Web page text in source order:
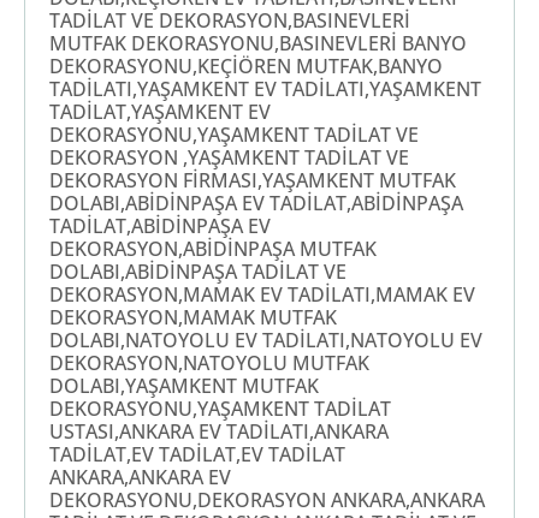
TADİLAT VE DEKORASYON,BASINEVLERİ
MUTFAK DEKORASYONU,BASINEVLERİ BANYO
DEKORASYONU,KEÇİÖREN MUTFAK,BANYO
TADİLATI,YAŞAMKENT EV TADİLATI,YAŞAMKENT
TADİLAT,YAŞAMKENT EV
DEKORASYONU,YAŞAMKENT TADİLAT VE
DEKORASYON ,YAŞAMKENT TADİLAT VE
DEKORASYON FİRMASI,YAŞAMKENT MUTFAK
DOLABI,ABİDİNPAŞA EV TADİLAT,ABİDİNPAŞA
TADİLAT,ABİDİNPAŞA EV
DEKORASYON,ABİDİNPAŞA MUTFAK
DOLABI,ABİDİNPAŞA TADİLAT VE
DEKORASYON,MAMAK EV TADİLATI,MAMAK EV
DEKORASYON,MAMAK MUTFAK
DOLABI,NATOYOLU EV TADİLATI,NATOYOLU EV
DEKORASYON,NATOYOLU MUTFAK
DOLABI,YAŞAMKENT MUTFAK
DEKORASYONU,YAŞAMKENT TADİLAT
USTASI,ANKARA EV TADİLATI,ANKARA
TADİLAT,EV TADİLAT,EV TADİLAT
ANKARA,ANKARA EV
DEKORASYONU,DEKORASYON ANKARA,ANKARA